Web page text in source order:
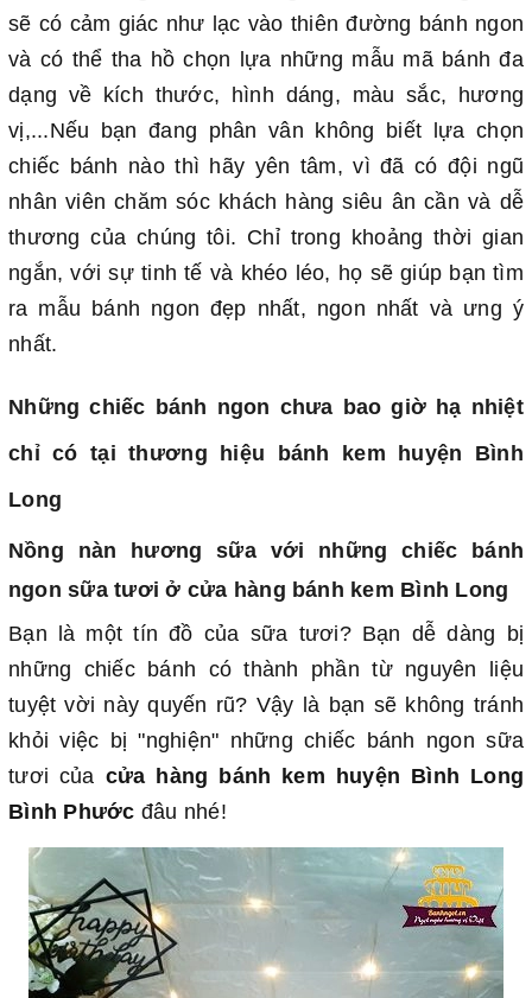
sẽ có cảm giác như lạc vào thiên đường bánh ngon
và có thể tha hồ chọn lựa những mẫu mã bánh đa
dạng về kích thước, hình dáng, màu sắc, hương
vị,...Nếu bạn đang phân vân không biết lựa chọn
chiếc bánh nào thì hãy yên tâm, vì đã có đội ngũ
nhân viên chăm sóc khách hàng siêu ân cần và dễ
thương của chúng tôi. Chỉ trong khoảng thời gian
ngắn, với sự tinh tế và khéo léo, họ sẽ giúp bạn tìm
ra mẫu bánh ngon đẹp nhất, ngon nhất và ưng ý
nhất.
Những chiếc bánh ngon chưa bao giờ hạ nhiệt
chỉ có tại thương hiệu bánh kem huyện Bình
Long
Nồng nàn hương sữa với những chiếc bánh
ngon sữa tươi ở cửa hàng bánh kem Bình Long
Bạn là một tín đồ của sữa tươi? Bạn dễ dàng bị
những chiếc bánh có thành phần từ nguyên liệu
tuyệt vời này quyến rũ? Vậy là bạn sẽ không tránh
khỏi việc bị "nghiện" những chiếc bánh ngon sữa
tươi của cửa hàng bánh kem huyện Bình Long
Bình Phước đâu nhé!